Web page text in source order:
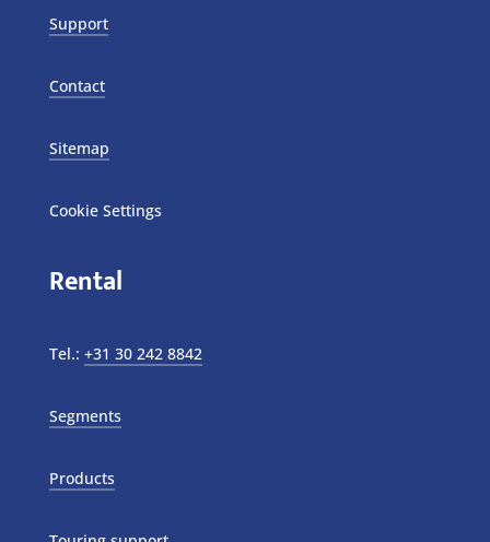
Support
Contact
Sitemap
Cookie Settings
Rental
Tel.: +31 30 242 8842
Segments
Products